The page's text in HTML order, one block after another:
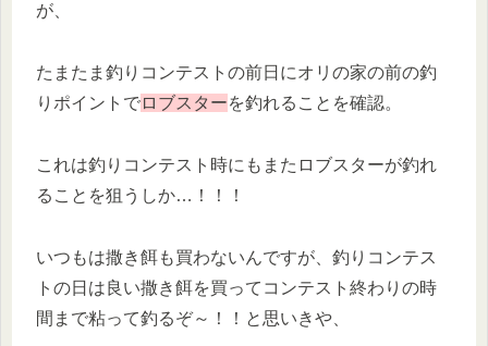
が、
たまたま釣りコンテストの前日にオリの家の前の釣
りポイントでロブスターを釣れることを確認。
これは釣りコンテスト時にもまたロブスターが釣れ
ることを狙うしか…！！！
いつもは撒き餌も買わないんですが、釣りコンテス
トの日は良い撒き餌を買ってコンテスト終わりの時
間まで粘って釣るぞ～！！と思いきや、